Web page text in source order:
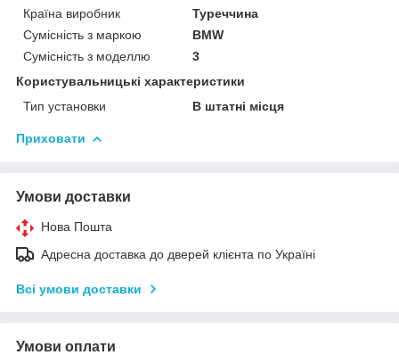
Країна виробник
Туреччина
Сумісність з маркою
BMW
Сумісність з моделлю
3
Користувальницькі характеристики
Тип установки
В штатні місця
Приховати
Умови доставки
Нова Пошта
Адресна доставка до дверей клієнта по Україні
Всі умови доставки
Умови оплати